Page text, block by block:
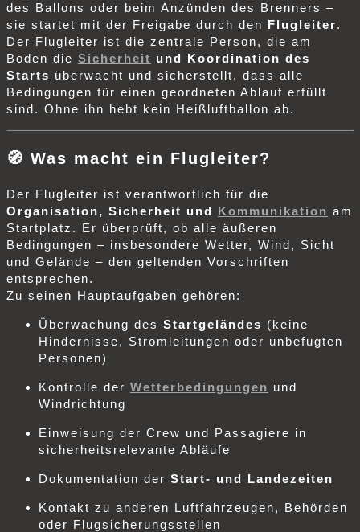
des Ballons oder beim Anzünden des Brenners –
sie startet mit der Freigabe durch den Flugleiter.
Der Flugleiter ist die zentrale Person, die am
Boden die Sicherheit und Koordination des
Starts überwacht und sicherstellt, dass alle
Bedingungen für einen geordneten Ablauf erfüllt
sind. Ohne ihn hebt kein Heißluftballon ab.
🧭 Was macht ein Flugleiter?
Der Flugleiter ist verantwortlich für die
Organisation, Sicherheit und Kommunikation am
Startplatz. Er überprüft, ob alle äußeren
Bedingungen – insbesondere Wetter, Wind, Sicht
und Gelände – den geltenden Vorschriften
entsprechen.
Zu seinen Hauptaufgaben gehören:
Überwachung des Startgeländes (keine
Hindernisse, Stromleitungen oder unbefugten
Personen)
Kontrolle der Wetterbedingungen und
Windrichtung
Einweisung der Crew und Passagiere in
sicherheitsrelevante Abläufe
Dokumentation der Start- und Landezeiten
Kontakt zu anderen Luftfahrzeugen, Behörden
oder Flugsicherungsstellen